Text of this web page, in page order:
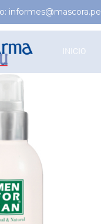
informes@mascora.pe
INICIO